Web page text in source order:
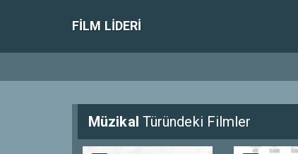
FILM LIDERI
Müzikal Türündeki Filmler